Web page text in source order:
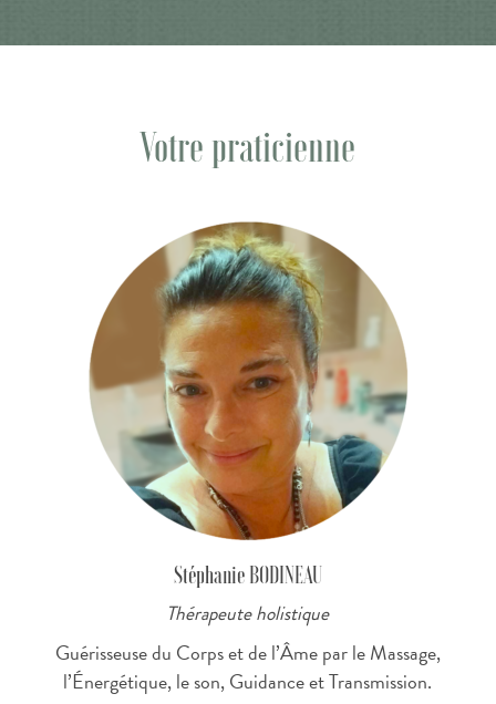
Votre praticienne
Stéphanie BODINEAU
Thérapeute holistique
Guérisseuse du Corps et de l’Âme par le Massage,
l’Énergétique, le son, Guidance et Transmission.